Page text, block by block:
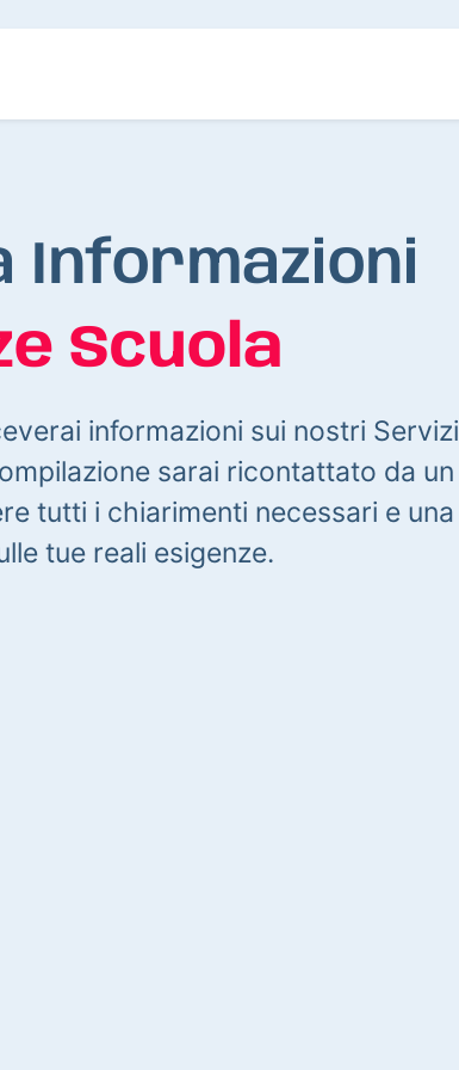
Informazioni
Scuola
informazioni sui nostri Servizi
sarai ricontattato da un
tutti i chiarimenti necessari e una
tue reali esigenze.